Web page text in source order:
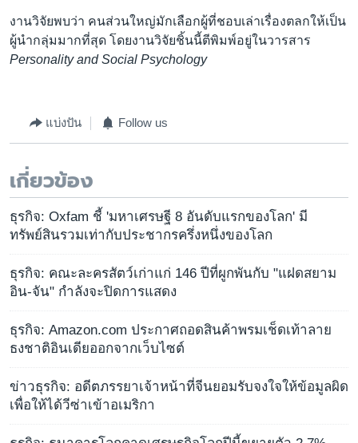
งานวิจัยพบว่า คนส่วนใหญ่มักเลือกผู้ที่ชอบเล่าเรื่องตลกให้เป็น
ผู้นำกลุ่มมากที่สุด โดยงานวิจัยชิ้นนี้ตีพิมพ์อยู่ในวารสาร
Personality and Social Psychology
แบ่งปัน Follow us
เกี่ยวข้อง
ธุรกิจ: Oxfam ชี้ 'มหาเศรษฐี 8 อันดับแรกของโลก' มี
ทรัพย์สินรวมเท่ากับประชากรครึ่งหนึ่งของโลก
ธุรกิจ: คณะละครสัตว์เก่าแก่ 146 ปีที่ผูกพันกับ "แฝดสยาม
อิน-จัน" กำลังจะปิดการแสดง
ธุรกิจ: Amazon.com ประกาศถอดสินค้าพรมเช็ดเท้าลาย
ธงชาติอินเดียออกจากเว็บไซต์
ข่าวธุรกิจ: อดีตภรรยาเจ้าหน้าที่จีนยอมรับจงใจให้ข้อมูลผิด
เพื่อให้ได้วีซ่าเข้าอเมริกา